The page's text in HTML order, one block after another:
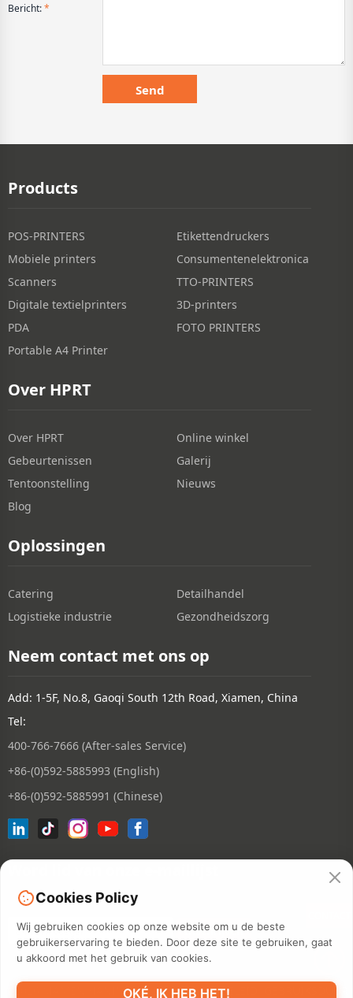
Bericht:*
Products
POS-PRINTERS
Etikettendruckers
Mobiele printers
Consumentenelektronica
Scanners
TTO-PRINTERS
Digitale textielprinters
3D-printers
PDA
FOTO PRINTERS
Portable A4 Printer
Over HPRT
Over HPRT
Online winkel
Gebeurtenissen
Galerij
Tentoonstelling
Nieuws
Blog
Oplossingen
Catering
Detailhandel
Logistieke industrie
Gezondheidszorg
Neem contact met ons op
Add: 1-5F, No.8, Gaoqi South 12th Road, Xiamen, China
Tel:
400-766-7666 (After-sales Service)
+86-(0)592-5885993 (English)
+86-(0)592-5885991 (Chinese)
©2026 XIAMEN HANIN CO., LTD.PRIVACYBELEID GEBRUIKSDUUR
Cookies Policy
Wij gebruiken cookies op onze website om u de beste
gebruikerservaring te bieden. Door deze site te gebruiken, gaat
u akkoord met het gebruik van cookies.
OKÉ, IK HEB HET!